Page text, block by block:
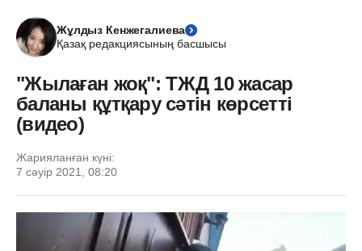
Жұлдыз Кенжегалиева
Қазақ редакциясының басшысы
"Жылаған жоқ": ТЖД 10 жасар
баланы құтқару сәтін көрсетті
(видео)
Жарияланған күні:
7 сәуір 2021, 08:20